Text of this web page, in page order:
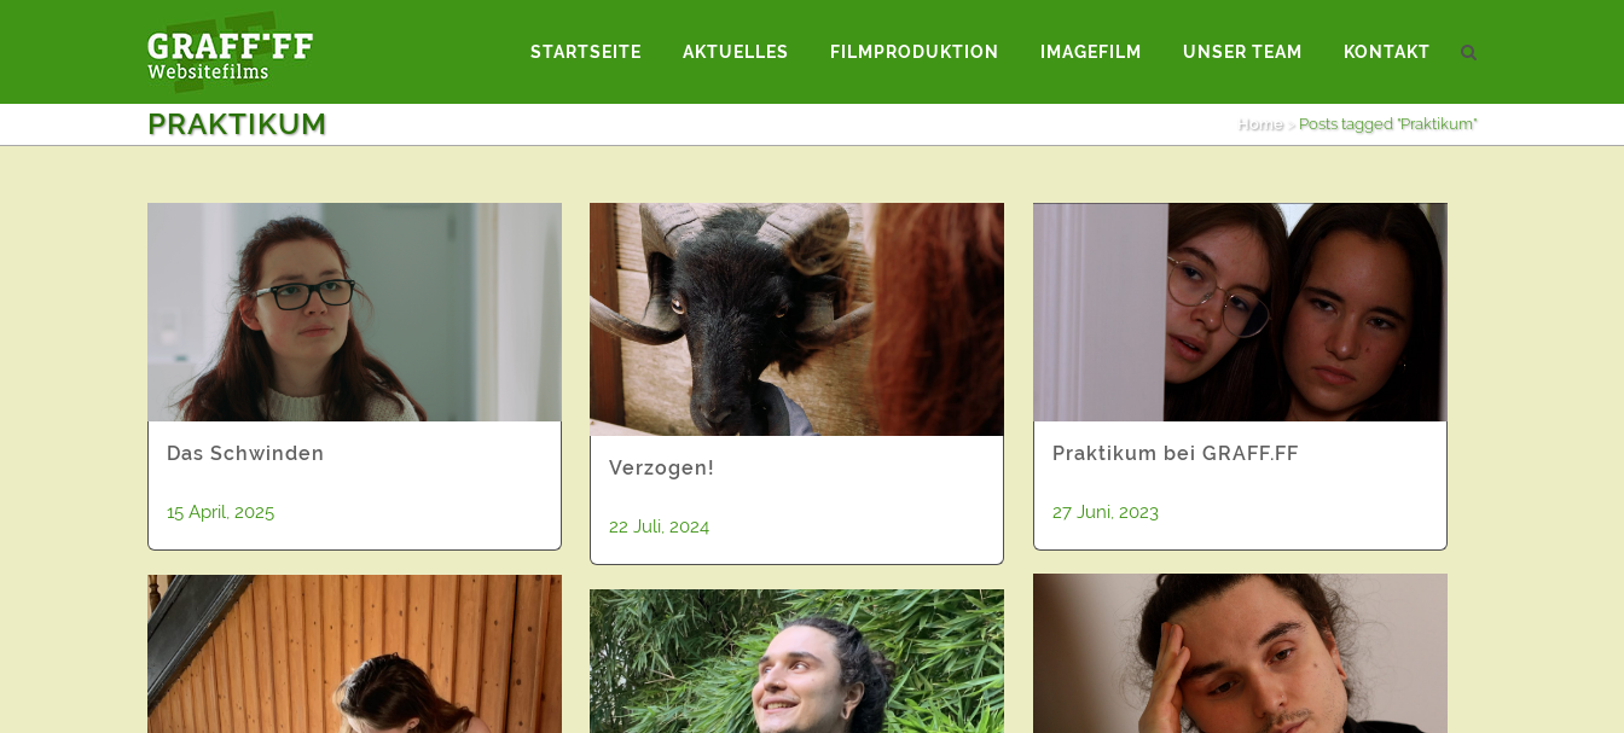
STARTSEITE AKTUELLES FILMPRODUKTION IMAGEFILM UNSER TEAM KONTAKT
PRAKTIKUM Home> Posts tagged "Praktikum"
ALL VIDEOPOSTKARTEN
Das Schwinden
15 April, 2025
Verzogen!
22 Juli, 2024
Praktikum bei GRAFF.FF
27 Juni, 2023